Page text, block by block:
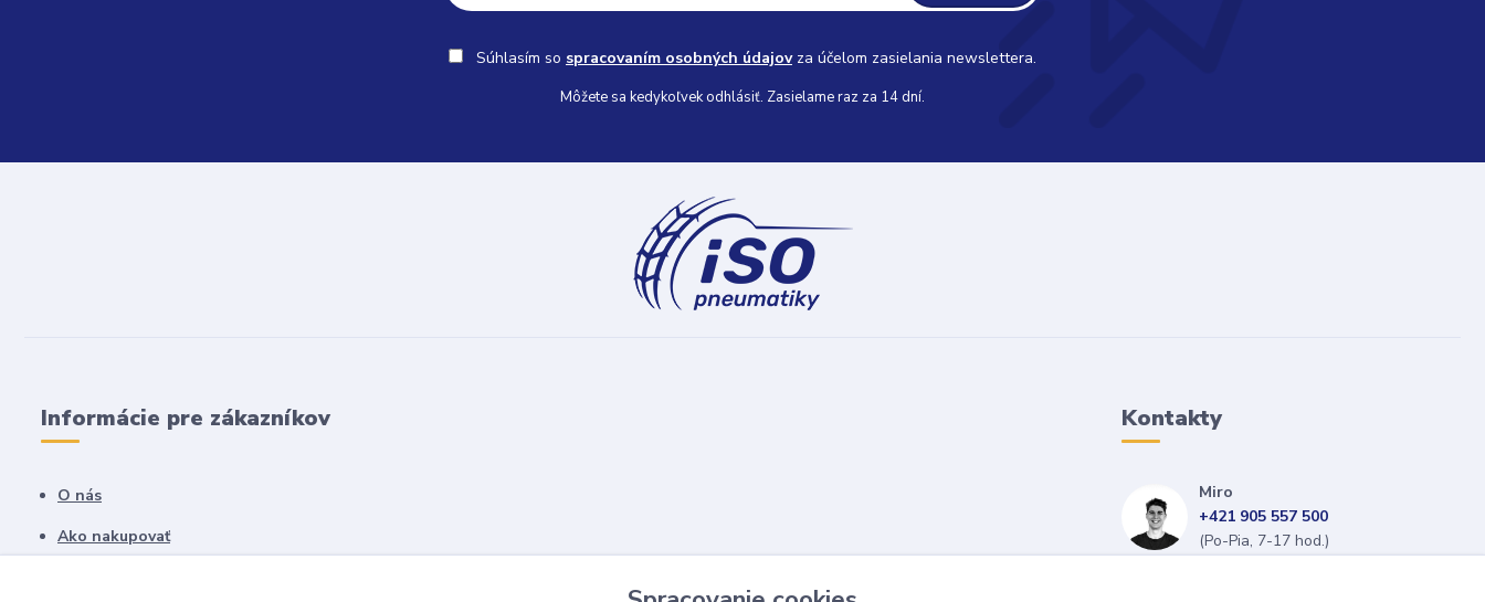
Súhlasím so spracovaním osobných údajovza účelom zasielania newslettera.
Môžete sa kedykoľvek odhlásiť. Zasielame raz za 14 dní.
Informácie pre zákazníkov
O nás
Ako nakupovať
Kontakty
Miro
+421 905 557 500
(Po-Pia, 7-17 hod.)